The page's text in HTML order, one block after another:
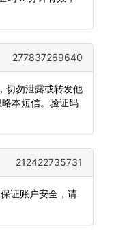
277837269640
切勿泄露或转发他
本短信。验证码
212422735731
证账户安全，请